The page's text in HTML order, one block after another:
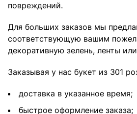
повреждений.
Для больших заказов мы
соответствующую вашим
декоративную зелень, ленты
Заказывая у нас букет из 301
доставка в указанное время;
быстрое оформление заказа;